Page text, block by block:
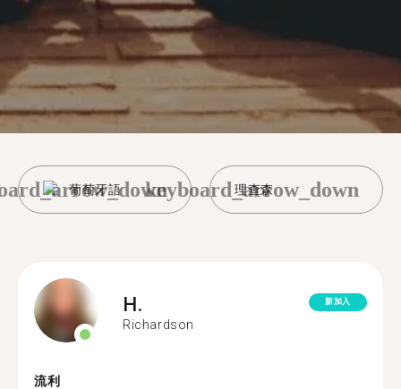
葡萄牙語 理查森
keyboard_arrow_down
H.
Richardson
新加入
流利